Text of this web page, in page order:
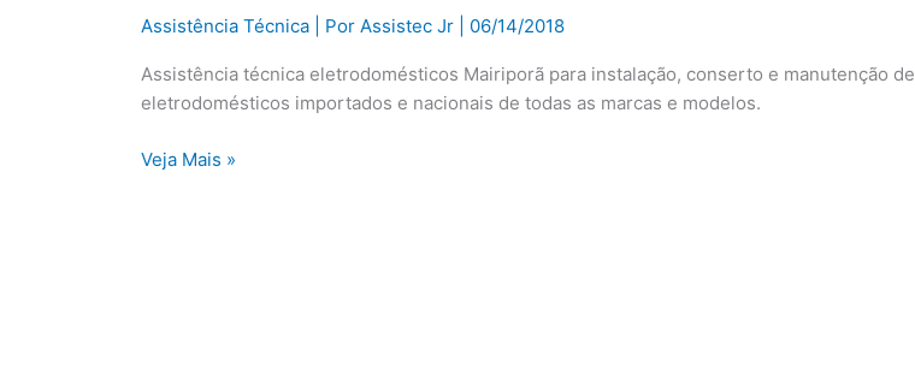
Assistência Técnica | Por Assistec Jr 06/14/2018
Assistência técnica eletrodomésticos Mairiporã para instalação, conserto e manutenção de
eletrodomésticos importados e nacionais de todas as marcas e modelos.
eletrodomésticos
Veja Mais »